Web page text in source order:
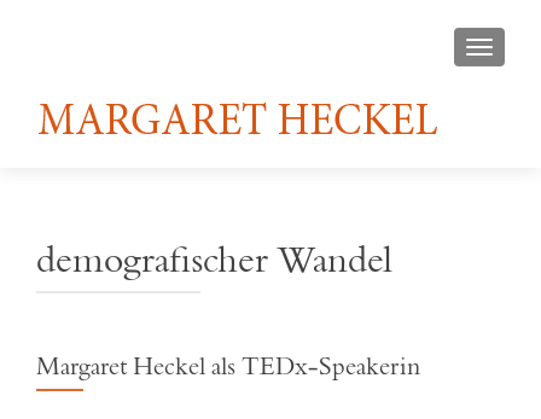
demografischer Wandel
Margaret Heckel als TEDx-Speakerin